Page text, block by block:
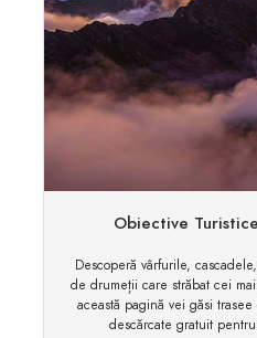
Obiective
Descoperă vârfurile,
de drumeții care străbat cei
această pagină vei găsi
descărcate gratuit